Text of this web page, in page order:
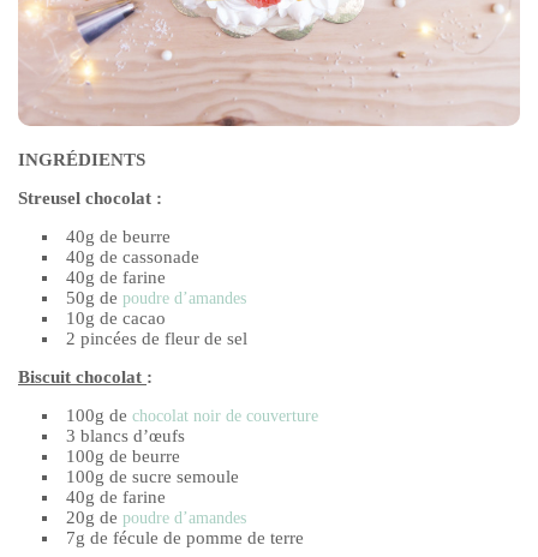
INGRÉDIENTS
Streusel chocolat :
40g de beurre
40g de cassonade
40g de farine
50g de poudre d’amandes
10g de cacao
2 pincées de fleur de sel
Biscuit chocolat :
100g de chocolat noir de couverture
3 blancs d’œufs
100g de beurre
100g de sucre semoule
40g de farine
20g de poudre d’amandes
7g de fécule de pomme de terre